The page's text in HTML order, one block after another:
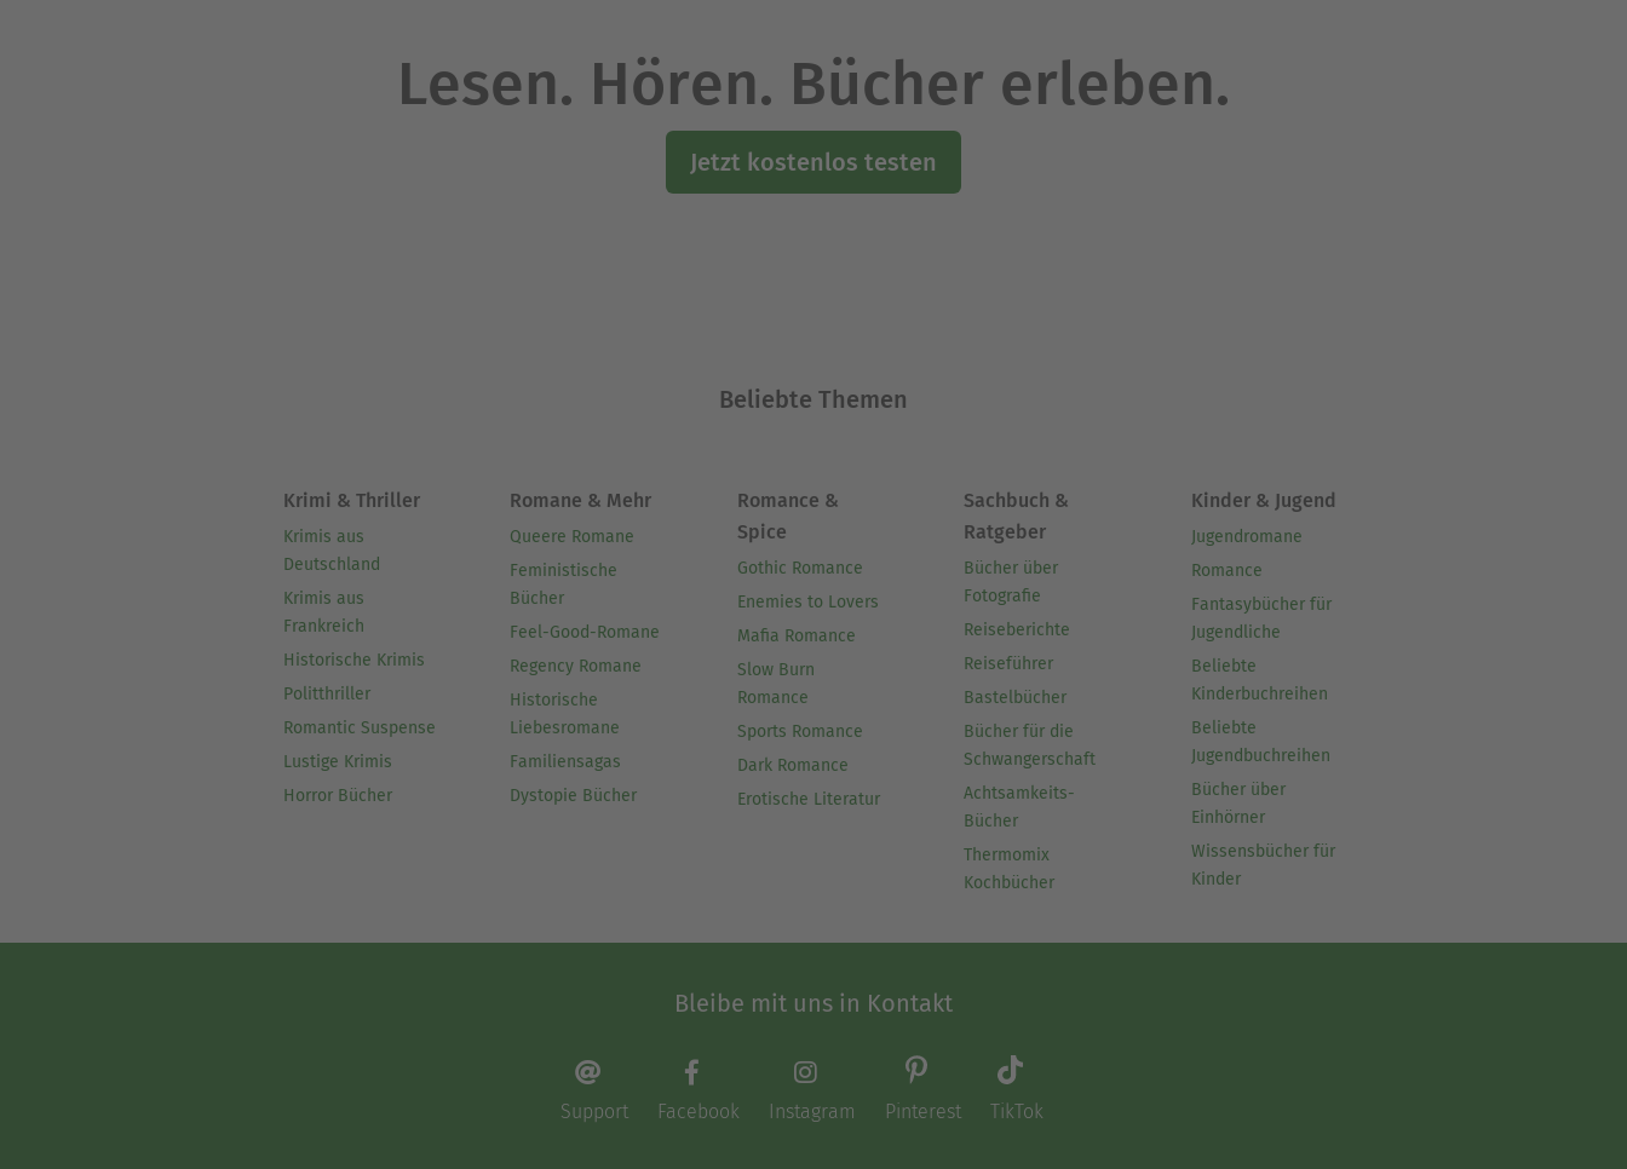
Lesen. Hören. Bücher erleben.
Jetzt kostenlos testen
Beliebte Themen
Krimi & Thriller
Krimis aus
Deutschland
Krimis aus
Frankreich
Historische Krimis
Politthriller
Romantic Suspense
Lustige Krimis
Horror Bücher
Romane & Mehr
Queere Romane
Feministische
Bücher
Feel-Good-Romane
Regency Romane
Historische
Liebesromane
Familiensagas
Dystopie Bücher
Romance &
Spice
Gothic Romance
Enemies to Lovers
Mafia Romance
Slow Burn
Romance
Sports Romance
Dark Romance
Erotische Literatur
Sachbuch &
Ratgeber
Bücher über
Fotografie
Reiseberichte
Reiseführer
Bastelbücher
Bücher für die
Schwangerschaft
Achtsamkeits-
Bücher
Thermomix
Kochbücher
Kinder & Jugend
Jugendromane
Romance
Fantasybücher für
Jugendliche
Beliebte
Kinderbuchreihen
Beliebte
Jugendbuchreihen
Bücher über
Einhörner
Wissensbücher für
Kinder
Bleibe mit uns in Kontakt
Support Facebook Instagram Pinterest TikTok